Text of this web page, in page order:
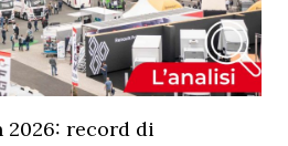
2026: record di